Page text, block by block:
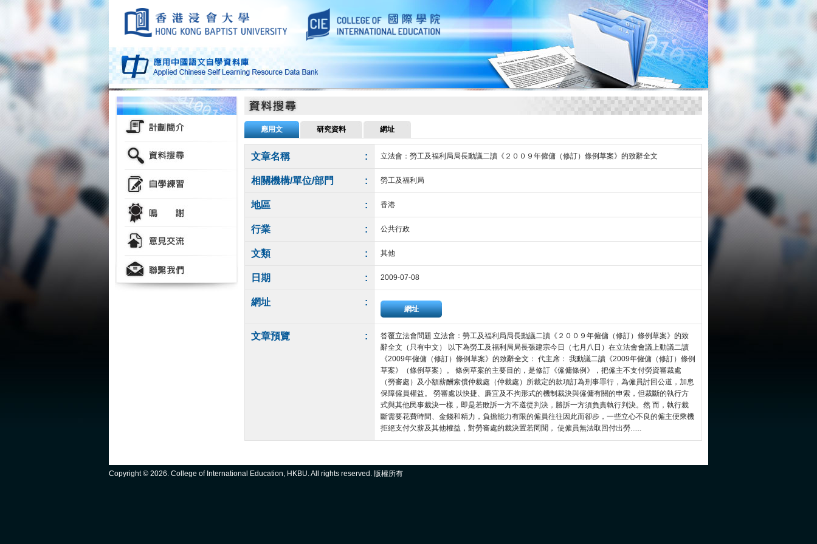
應用文 研究資料 網址
文章名稱 : 立法會：勞工及福利局局長動議二讀《２００９年僱傭（修訂）條例草案》的致辭全文
相關機構/單位/部門 : 勞工及福利局
地區 : 香港
行業 : 公共行政
文類 : 其他
日期 : 2009-07-08
網址 :
網址
文章預覽 :
答覆立法會問題 立法會：勞工及福利局局長動議二讀《２００９年僱傭（修訂）條例草案》的致
辭全文（只有中文） 以下為勞工及福利局局長張建宗今日（七月八日）在立法會會議上動議二讀
《2009年僱傭（修訂）條例草案》的致辭全文： 代主席： 我動議二讀《2009年僱傭（修訂）條例
草案》（條例草案）。 條例草案的主要目的，是修訂《僱傭條例》，把僱主不支付勞資審裁處
（勞審處）及小額薪酬索償仲裁處（仲裁處）所裁定的款項訂為刑事罪行，為僱員討回公道，加悤
保障僱員權益。 勞審處以快捷、廉宜及不拘形式的機制裁決與僱傭有關的申索，但裁斷的執行方
式與其他民事裁決一樣，即是若敗訴一方不遵從判決，勝訴一方須負責執行判決。然 而，執行裁
斷需要花費時間、金錢和精力，負擔能力有限的僱員往往因此而卻步，一些立心不良的僱主便乘機
拒絕支付欠薪及其他權益，對勞審處的裁決置若罔聞， 使僱員無法取回付出勞......
Copyright © 2026. College of International Education, HKBU. All rights reserved. 版權所有